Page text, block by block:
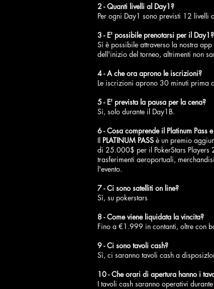
2 - Quanti livelli al Day1?
Per ogni Day1 sono previsti 12
3 - E' possibile prenotarsi per il Day1?
Sì è possibile attraverso la nostra
dell'inizio del torneo, altrimenti non
4 - A che ora aprono le iscrizioni?
Le iscrizioni aprono 30 minuti prima
5 - E' prevista la pausa per la cena?
Si, solo durante il Day1B.
6 - Cosa comprende il Platinum Pass
Il PLATINUM PASS è un premio
di 25.000$ per il PokerStars Players
trasferimenti aeroportuali,
l'evento.
7 - Ci sono satelliti on line?
Sì, su pokerstars
8 - Come viene liquidata la vincita?
Fino a €1.999 in contanti, oltre con
9 - Ci sono tavoli cash?
Sì, ci saranno tavoli cash a
10 - Che orari di apertura hanno i
I tavoli cash saranno operativi